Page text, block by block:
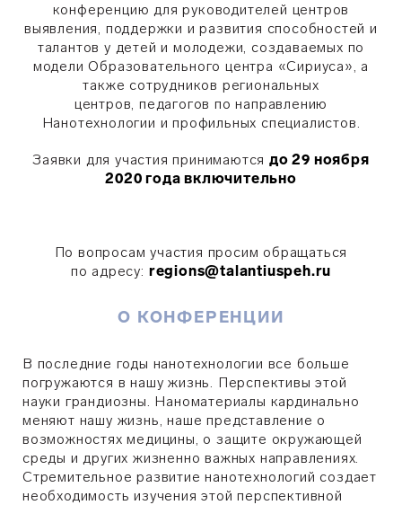
конференцию для руководителей центров
выявления, поддержки и развития способностей и
талантов у детей и молодежи, создаваемых по
модели Образовательного центра «Сириуса», а
также сотрудников региональных
центров, педагогов по направлению
Нанотехнологии и профильных специалистов.
Заявки для участия принимаютсядо 29 ноября
2020 года включительно
По вопросам участия просим обращаться
по адресу: regions@talantiuspeh.ru
О КОНФЕРЕНЦИИ
В последние годы нанотехнологии все больше
погружаются в нашу жизнь. Перспективы этой
науки грандиозны. Наноматериалы кардинально
меняют нашу жизнь, наше представление о
возможностях медицины, о защите окружающей
среды и других жизненно важных направлениях.
Стремительное развитие нанотехнологий создает
необходимость изучения этой перспективной